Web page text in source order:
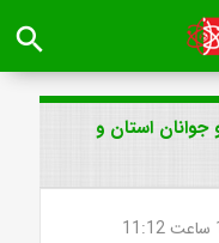
search
استان و